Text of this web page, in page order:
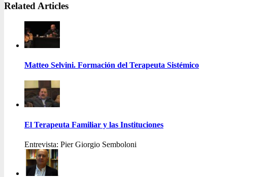
Related Articles
Matteo Selvini. Formación del Terapeuta Sistémico
El Terapeuta Familiar y las Instituciones
Entrevista: Pier Giorgio Semboloni